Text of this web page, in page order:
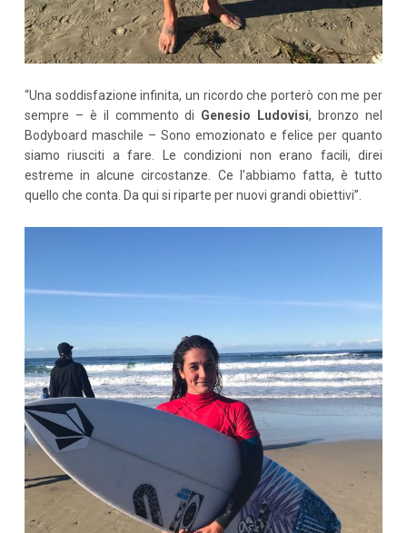
“Una soddisfazione infinita, un ricordo che porterò con me per
sempre – è il commento di Genesio Ludovisi, bronzo nel
Bodyboard maschile – Sono emozionato e felice per quanto
siamo riusciti a fare. Le condizioni non erano facili, direi
estreme in alcune circostanze. Ce l’abbiamo fatta, è tutto
quello che conta. Da qui si riparte per nuovi grandi obiettivi”.